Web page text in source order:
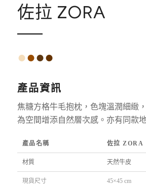
佐拉 ZORA
●●●●
產品資訊
焦糖方格牛毛抱枕，色塊溫潤細緻
為空間增添自然層次感。亦有同款
產品名稱 佐拉 ZORA
材質 天然牛皮
現貨尺寸 45×45 cm